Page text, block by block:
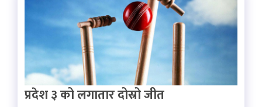
प्रदेश ३ को लगातार दोस्रो जीत